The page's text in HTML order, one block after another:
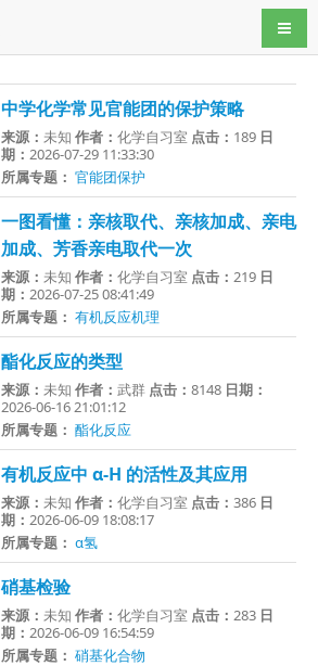
导航
中学化学常见官能团的保护策略
来源：未知作者：化学自习室 点击： 189 日
期：2026-07-29 11:33:30
所属专题： 官能团保护
一图看懂：亲核取代、亲核加成、亲电
加成、芳香亲电取代一次
来源：未知作者：化学自习室 点击：219 日
期：2026-07-25 08:41:49
所属专题： 有机反应机理
酯化反应的类型
来源：未知作者：武群 点击：8148 日期：
2026-06-16 21:01:12
所属专题： 酯化反应
有机反应中 α-H 的活性及其应用
来源：未知作者：化学自习室 点击：386 日
期：2026-06-09 18:08:17
所属专题： α氢
硝基检验
来源：未知作者：化学自习室 点击：283 日
期：2026-06-09 16:54:59
所属专题： 硝基化合物